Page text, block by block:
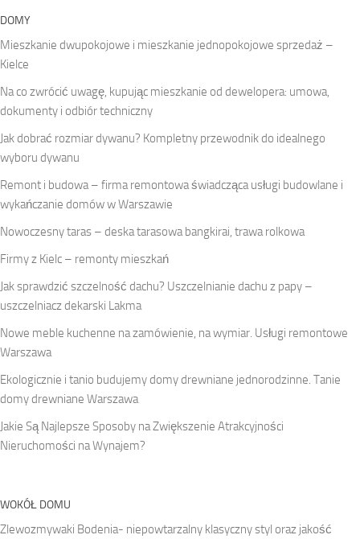
DOMY
Mieszkanie dwupokojowe i mieszkanie jednopokojowe sprzedaż –
Kielce
Na co zwrócić uwagę, kupując mieszkanie od dewelopera: umowa,
dokumenty i odbiór techniczny
Jak dobrać rozmiar dywanu? Kompletny przewodnik do idealnego
wyboru dywanu
Remont i budowa – firma remontowa świadcząca usługi budowlane i
wykańczanie domów w Warszawie
Nowoczesny taras – deska tarasowa bangkirai, trawa rolkowa
Firmy z Kielc – remonty mieszkań
Jak sprawdzić szczelność dachu? Uszczelnianie dachu z papy –
uszczelniacz dekarski Lakma
Nowe meble kuchenne na zamówienie, na wymiar. Usługi remontowe
Warszawa
Ekologicznie i tanio budujemy domy drewniane jednorodzinne. Tanie
domy drewniane Warszawa
Jakie Są Najlepsze Sposoby na Zwiększenie Atrakcyjności
Nieruchomości na Wynajem?
WOKÓŁ DOMU
Zlewozmywaki Bodenia- niepowtarzalny klasyczny styl oraz jakość